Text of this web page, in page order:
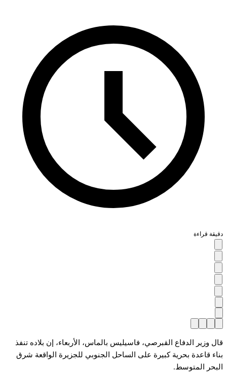
دقيقة قراءة
قال وزير الدفاع القبرصي، فاسيليس بالماس، الأربعاء، إن بلاده تنفذ
بناء قاعدة بحرية كبيرة على الساحل الجنوبي للجزيرة الواقعة شرق
البحر المتوسط.